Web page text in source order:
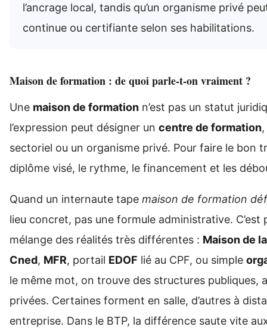
l’ancrage local, tandis qu’un organisme privé
continue ou certifiante selon ses habilitations.
Maison de formation : de quoi parle-t-on vraiment ?
Une maison de formation n’est pas un statut
l’expression peut désigner un centre de formation
sectoriel ou un organisme privé. Pour faire le bon
diplôme visé, le rythme, le financement et les
Quand un internaute tape maison de formation
lieu concret, pas une formule administrative. C’est
mélange des réalités très différentes : Maison de
Cned, MFR, portail EDOF lié au CPF, ou simple
le même mot, on trouve des structures publiques,
privées. Certaines forment en salle, d’autres à
entreprise. Dans le BTP, la différence saute vite